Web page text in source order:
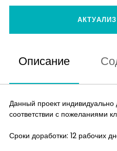
Описание
Данный проект индивидуально
соответствии с пожеланиями
Сроки доработки: 12 рабочих